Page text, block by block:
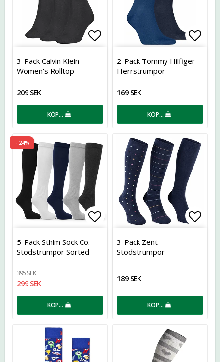
Lägg till i favoritlistan
3-Pack Calvin Klein
Women's Rolltop
209 SEK
KÖP…
2-Pack Tommy Hilfiger
Herrstrumpor
169 SEK
KÖP…
- 24%
Lägg till i favoritlistan
5-Pack Sthlm Sock Co.
Stödstrumpor Sorted
395 SEK
299 SEK
KÖP…
3-Pack Zent
Stödstrumpor
189 SEK
KÖP…